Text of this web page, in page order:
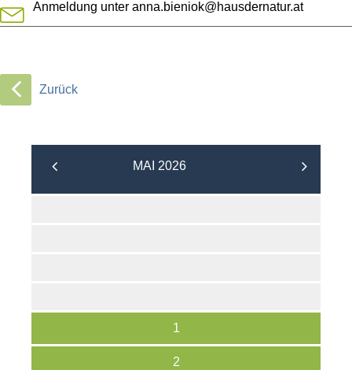
Anmeldung unter anna.bieniok@hausdernatur.at
Zurück
MAI 2026
1
2